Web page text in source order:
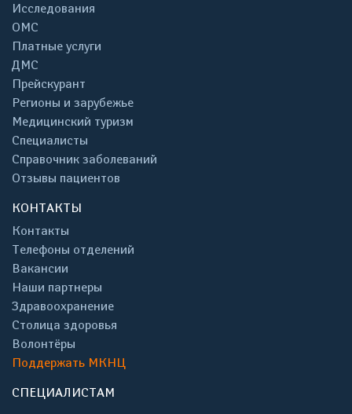
Исследования
ОМС
Платные услуги
ДМС
Прейскурант
Регионы и зарубежье
Медицинский туризм
Специалисты
Справочник заболеваний
Отзывы пациентов
КОНТАКТЫ
Контакты
Телефоны отделений
Вакансии
Наши партнеры
Здравоохранение
Столица здоровья
Волонтёры
Поддержать МКНЦ
СПЕЦИАЛИСТАМ